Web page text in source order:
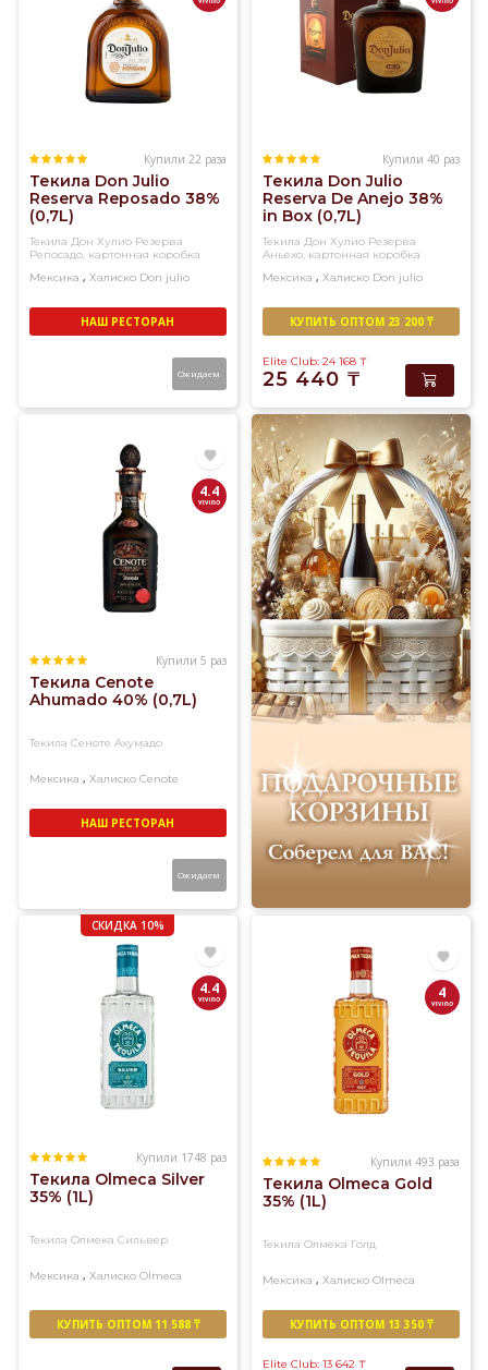
Купили 22 раза
Текила Don Julio
Reserva Reposado 38%
(0,7L)
Текила Дон Хулио Резерва
Репосадо, картонная коробка
Мексика , Халиско Don julio
НАШ РЕСТОРАН
Ожидаем
Купили 40 раз
Текила Don Julio
Reserva De Anejo 38%
in Box (0,7L)
Текила Дон Хулио Резерва
Аньехо, картонная коробка
Мексика , Халиско Don julio
КУПИТЬ ОПТОМ 23 200 ₸
Elite Club: 24 168 ₸
25 440 ₸
4.4
Купили 5 раз
Текила Cenote
Ahumado 40% (0,7L)
Текила Сеноте Ахумадо
Мексика , Халиско Cenote
НАШ РЕСТОРАН
Ожидаем
СКИДКА 10%
4.4
Купили 1748 раз
Текила Olmeca Silver
35% (1L)
Текила Олмека Сильвер
Мексика , Халиско Olmeca
КУПИТЬ ОПТОМ 11 588 ₸
4
Купили 493 раза
Текила Olmeca Gold
35% (1L)
Текила Олмека Голд
Мексика , Халиско Olmeca
КУПИТЬ ОПТОМ 13 350 ₸
Elite Club: 13 642 ₸